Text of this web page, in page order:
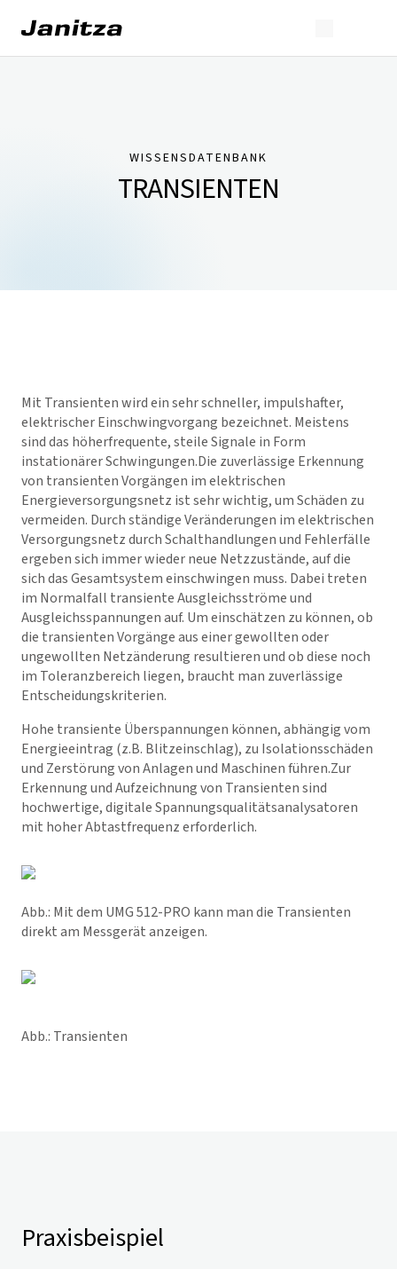
WISSENSDATENBANK
TRANSIENTEN
Mit Transienten wird ein sehr schneller, impulshafter,
elektrischer Einschwingvorgang bezeichnet. Meistens
sind das höherfrequente, steile Signale in Form
instationärer Schwingungen.Die zuverlässige Erkennung
von transienten Vorgängen im elektrischen
Energieversorgungsnetz ist sehr wichtig, um Schäden zu
vermeiden. Durch ständige Veränderungen im elektrischen
Versorgungsnetz durch Schalthandlungen und Fehlerfälle
ergeben sich immer wieder neue Netzzustände, auf die
sich das Gesamtsystem einschwingen muss. Dabei treten
im Normalfall transiente Ausgleichsströme und
Ausgleichsspannungen auf. Um einschätzen zu können, ob
die transienten Vorgänge aus einer gewollten oder
ungewollten Netzänderung resultieren und ob diese noch
im Toleranzbereich liegen, braucht man zuverlässige
Entscheidungskriterien.
Hohe transiente Überspannungen können, abhängig vom
Energieeintrag (z.B. Blitzeinschlag), zu Isolationsschäden
und Zerstörung von Anlagen und Maschinen führen.Zur
Erkennung und Aufzeichnung von Transienten sind
hochwertige, digitale Spannungsqualitätsanalysatoren
mit hoher Abtastfrequenz erforderlich.
Abb.: Mit dem UMG 512-PRO kann man die Transienten
direkt am Messgerät anzeigen.
Abb.: Transienten
Praxisbeispiel